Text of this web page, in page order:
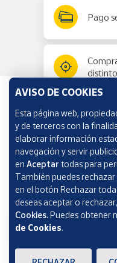
Pago
Información y
Correos Market
AVISO DE COOKIES
Esta página web,
y de terceros con la
elaborar información
navegación y servir
en Aceptar todas para
También puedes
en el botón Rechazar
deseas aceptar o
Cookies.Puedes obtener
de Cookies.